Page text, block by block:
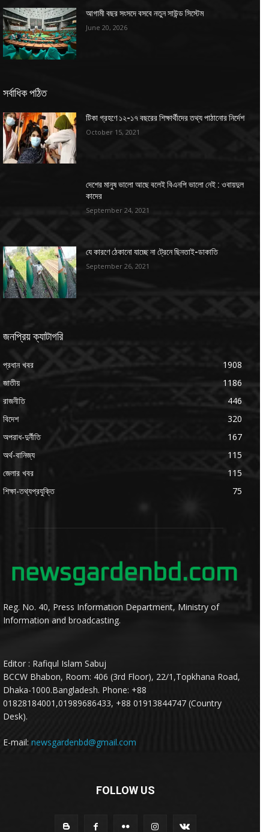
আগামী বছর সংসদে বসবে নতুন সাউন্ড সিস্টেম
June 20, 2026
সর্বাধিক পঠিত
টিকা গ্রহণে ১২-১৭ বছরের শিক্ষার্থীদের তথ্য পাঠানোর নির্দেশ
October 15, 2021
দেশের মানুষ ভালো আছে বলেই বিএনপি ভালো নেই : ওবায়দুল
কাদের
September 24, 2021
যে কারণে ঠেকানো যাচ্ছে না ট্রেনে ছিনতাই-ডাকাতি
September 26, 2021
জনপ্রিয় ক্যাটাগরি
প্রধান খবর
1908
জাতীয়
1186
রাজনীতি
446
বিদেশ
320
অপরাধ-দুর্নীতি
167
অর্থ-বানিজ্য
115
জেলার খবর
115
শিক্ষা-তথ্যপ্রযুক্তি
75
Reg. No. 40, Press Information Department, Ministry of
Information and broadcasting.
Editor : Rafiqul Islam Sabuj
BCCW Bhabon, Room: 406 (3rd Floor), 22/1,Topkhana Road,
Dhaka-1000.Bangladesh. Phone: +88
01828184001,01989686433, +88 01913844747 (Country
Desk).
E-mail: newsgardenbd@gmail.com
FOLLOW US